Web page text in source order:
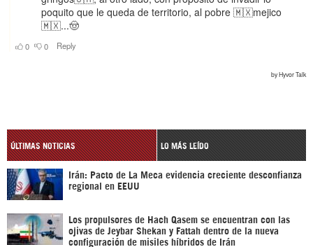
ÚLTIMAS NOTICIAS LO MÁS LEÍDO
Irán: Pacto de La Meca evidencia creciente desconfianza
regional en EEUU
Los propulsores de Hach Qasem se encuentran con las
ojivas de Jeybar Shekan y Fattah dentro de la nueva
configuración de misiles híbridos de Irán